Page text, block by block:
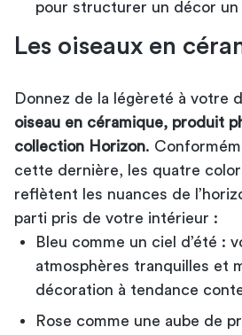
pour structurer un décor un
Les oiseaux en
Donnez de la légèreté à votre
oiseau en céramique, produit
collection Horizon.
cette dernière, les quatre
reflètent les nuances de
parti pris de votre intérieur :
Bleu comme un ciel d’été :
atmosphères tranquilles et
décoration à tendance
Rose comme une aube de